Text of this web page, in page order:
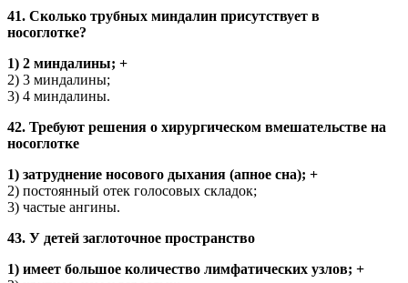
41. Сколько трубных миндалин присутствует в
носоглотке?
1) 2 миндалины; +
2) 3 миндалины;
3) 4 миндалины.
42. Требуют решения о хирургическом вмешательстве на
носоглотке
1) затруднение носового дыхания (апное сна); +
2) постоянный отек голосовых складок;
3) частые ангины.
43. У детей заглоточное пространство
1) имеет большое количество лимфатических узлов; +